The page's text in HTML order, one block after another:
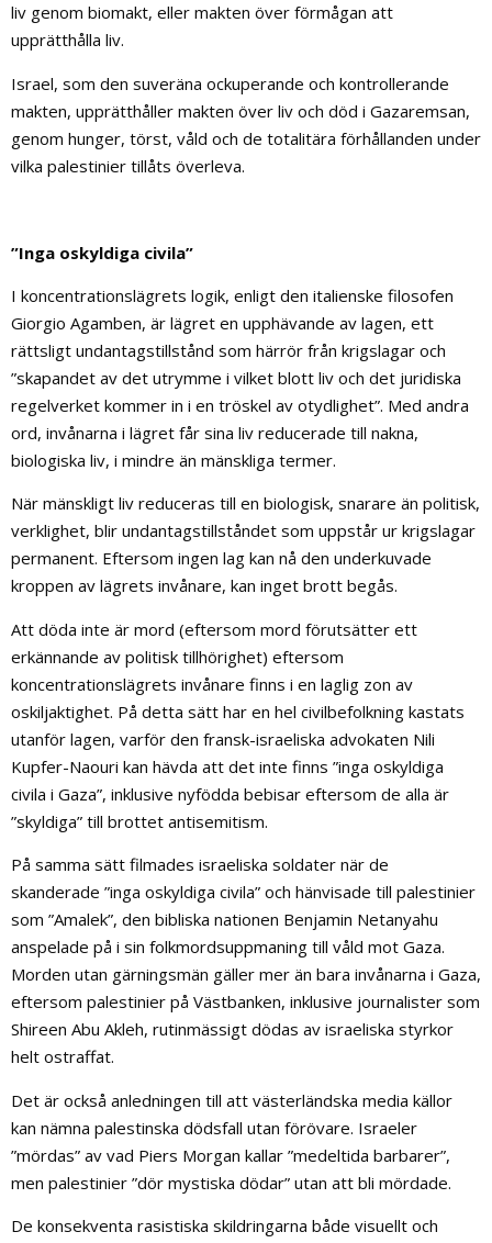
liv genom biomakt, eller makten över förmågan att
upprätthålla liv.
Israel, som den suveräna ockuperande och kontrollerande
makten, upprätthåller makten över liv och död i Gazaremsan,
genom hunger, törst, våld och de totalitära förhållanden under
vilka palestinier tillåts överleva.
”Inga oskyldiga civila”
I koncentrationslägrets logik, enligt den italienske filosofen
Giorgio Agamben, är lägret en upphävande av lagen, ett
rättsligt undantagstillstånd som härrör från krigslagar och
”skapandet av det utrymme i vilket blott liv och det juridiska
regelverket kommer in i en tröskel av otydlighet”. Med andra
ord, invånarna i lägret får sina liv reducerade till nakna,
biologiska liv, i mindre än mänskliga termer.
När mänskligt liv reduceras till en biologisk, snarare än politisk,
verklighet, blir undantagstillståndet som uppstår ur krigslagar
permanent. Eftersom ingen lag kan nå den underkuvade
kroppen av lägrets invånare, kan inget brott begås.
Att döda inte är mord (eftersom mord förutsätter ett
erkännande av politisk tillhörighet) eftersom
koncentrationslägrets invånare finns i en laglig zon av
oskiljaktighet. På detta sätt har en hel civilbefolkning kastats
utanför lagen, varför den fransk-israeliska advokaten Nili
Kupfer-Naouri kan hävda att det inte finns ”inga oskyldiga
civila i Gaza”, inklusive nyfödda bebisar eftersom de alla är
”skyldiga” till brottet antisemitism.
På samma sätt filmades israeliska soldater när de
skanderade ”inga oskyldiga civila” och hänvisade till palestinier
som ”Amalek”, den bibliska nationen Benjamin Netanyahu
anspelade på i sin folkmordsuppmaning till våld mot Gaza.
Morden utan gärningsmän gäller mer än bara invånarna i Gaza,
eftersom palestinier på Västbanken, inklusive journalister som
Shireen Abu Akleh, rutinmässigt dödas av israeliska styrkor
helt ostraffat.
Det är också anledningen till att västerländska media källor
kan nämna palestinska dödsfall utan förövare. Israeler
”mördas” av vad Piers Morgan kallar ”medeltida barbarer”,
men palestinier ”dör mystiska dödar” utan att bli mördade.
De konsekventa rasistiska skildringarna både visuellt och